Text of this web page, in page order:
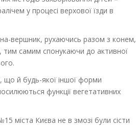
у процесі верхової їзди в
вершник, рухаючись разом з конем,
тим самим спонукаючи до активної
що й будь-якої іншої форми
функції вегетативних
міста Києва не в змозі були сісти